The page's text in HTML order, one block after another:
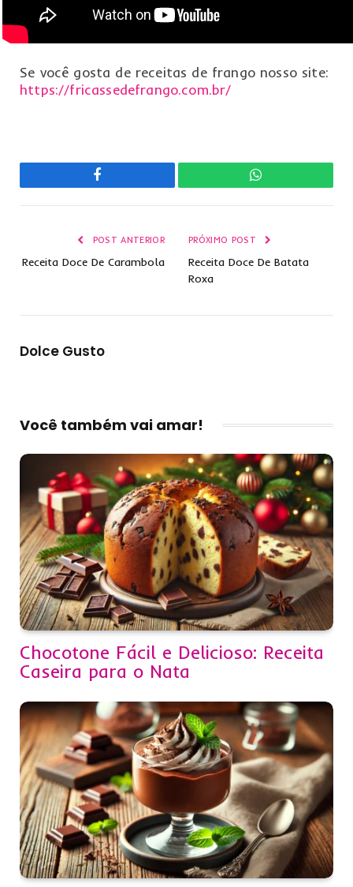
Se você gosta de receitas de frango nosso site:
https://fricassedefrango.com.br/
Facebook WhatsApp
POST ANTERIOR
Receita Doce De Carambola
PRÓXIMO POST
Receita Doce De Batata
Roxa
Dolce Gusto
Você também vai amar!
Chocotone Fácil e Delicioso: Receita
Caseira para o Nata